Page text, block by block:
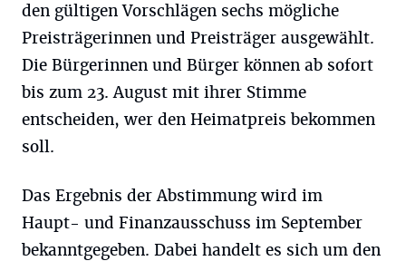
den gültigen Vorschlägen sechs mögliche
Preisträgerinnen und Preisträger ausgewählt.
Die Bürgerinnen und Bürger können ab sofort
bis zum 23. August mit ihrer Stimme
entscheiden, wer den Heimatpreis bekommen
soll.
Das Ergebnis der Abstimmung wird im
Haupt- und Finanzausschuss im September
bekanntgegeben. Dabei handelt es sich um den